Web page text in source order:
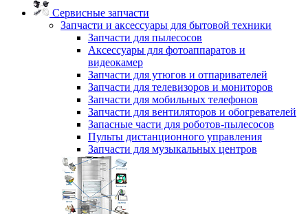
Сервисные запчасти
Запчасти и аксессуары для бытовой техники
Запчасти для пылесосов
Аксессуары для фотоаппаратов и
видеокамер
Запчасти для утюгов и отпаривателей
Запчасти для телевизоров и мониторов
Запчасти для мобильных телефонов
Запчасти для вентиляторов и обогревателей
Запасные части для роботов-пылесосов
Пульты дистанционного управления
Запчасти для музыкальных центров